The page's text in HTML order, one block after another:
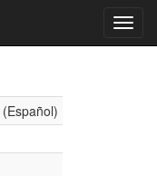
(Español)